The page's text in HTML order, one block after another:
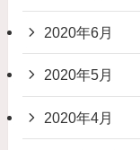
2020年6月
2020年5月
2020年4月